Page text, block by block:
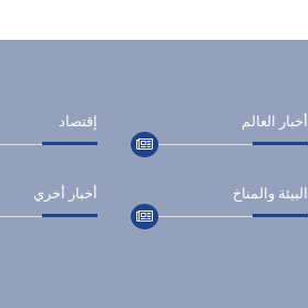
أخبار العالم إقتصاد
البيئة والمناخ أخبار أخري